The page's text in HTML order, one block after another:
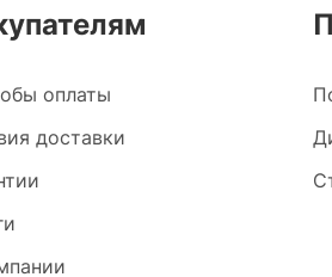
оплаты
доставки